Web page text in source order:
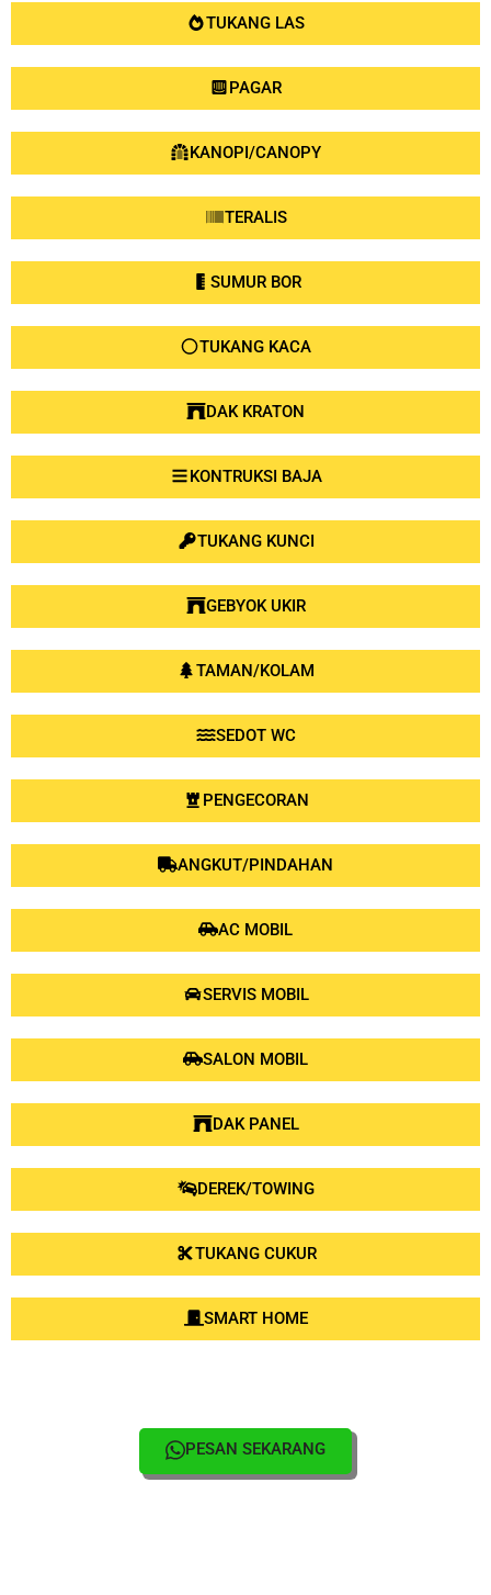
TUKANG LAS
PAGAR
KANOPI/CANOPY
TERALIS
SUMUR BOR
TUKANG KACA
DAK KRATON
KONTRUKSI BAJA
TUKANG KUNCI
GEBYOK UKIR
TAMAN/KOLAM
SEDOT WC
PENGECORAN
ANGKUT/PINDAHAN
AC MOBIL
SERVIS MOBIL
SALON MOBIL
DAK PANEL
DEREK/TOWING
TUKANG CUKUR
SMART HOME
PESAN SEKARANG